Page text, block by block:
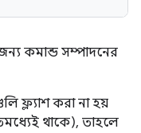
জন্য কমান্ড সম্পাদনের
ফ্ল্যাশ করা না হয়
থাকে), তাহলে